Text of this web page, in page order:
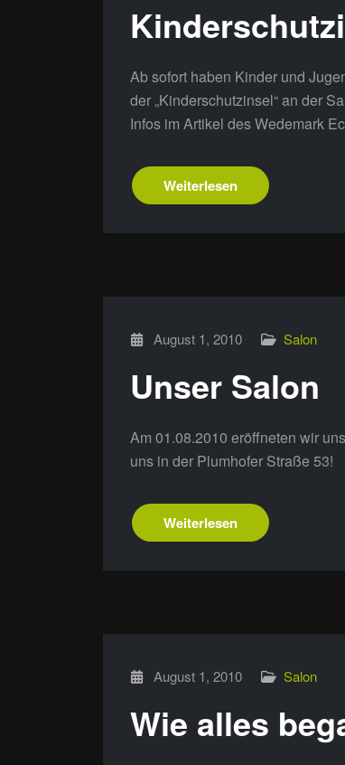
Ab sofort haben Kinder und
der „Kinderschutzinsel“ an der
Infos im Artikel des Wedemark
Weiterlesen
August 1, 2010 Salon
Unser Salon
Am 01.08.2010 eröffneten wir
uns in der Plumhofer Straße 53!
Weiterlesen
August 1, 2010 Salon
Wie alles